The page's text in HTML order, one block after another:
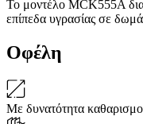
Το μοντέλο MCK555A
επίπεδα υγρασίας σε
Οφέλη
Με δυνατότητα